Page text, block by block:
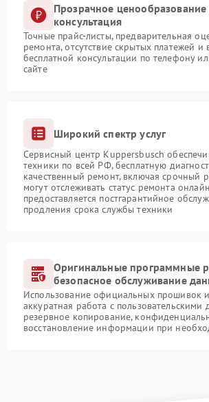
Прозрачное ценообразование
консультация
Точные прайс-листы, предварительная
ремонта, отсутствие скрытых платежей и
бесплатной консультации по телефону
сайте
Широкий спектр услуг
Сервисный центр Kuppersbusch
техники по всей РФ, бесплатную
качественный ремонт, включая срочный
могут отслеживать статус ремонта
предоставляется постгарантийное
продления срока службы техники
Оригинальные программные
безопасное обслуживание
Использование официальных прошивок
аккуратная работа с
резервное копирование,
восстановление информации при